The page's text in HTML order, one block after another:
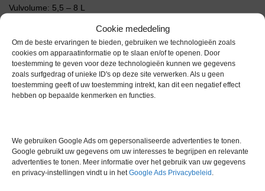
Cookie mededeling
Om de beste ervaringen te bieden, gebruiken we technologieën zoals
cookies om apparaatinformatie op te slaan en/of te openen. Door
toestemming te geven voor deze technologieën kunnen we gegevens
zoals surfgedrag of unieke ID's op deze site verwerken. Als u geen
toestemming geeft of uw toestemming intrekt, kan dit een negatief effect
hebben op bepaalde kenmerken en functies.
We gebruiken Google Ads om gepersonaliseerde advertenties te tonen.
Google gebruikt uw gegevens om uw interesses te begrijpen en relevante
advertenties te tonen. Meer informatie over het gebruik van uw gegevens
en privacy-instellingen vindt u in hetGoogle Ads Privacybeleid .
Vulvolume: 5,5 – 8 L
voltage: 230V
Met documentatie
Extra informatie